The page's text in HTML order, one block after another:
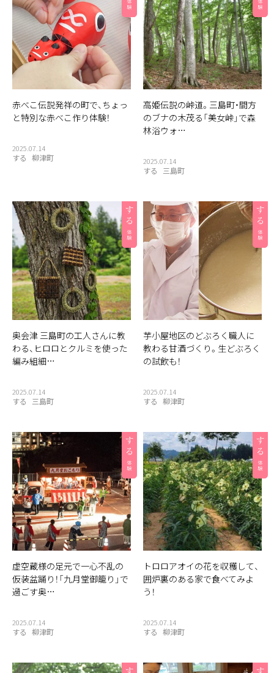
赤べこ伝説発祥の町で、ちょっ
と特別な赤べこ作り体験！
2025.07.14
する 柳津町
高姫伝説の峠道。三島町・間方
のブナの木茂る「美女峠」で森
林浴ウォ…
2025.07.14
する 三島町
奥会津 三島町の工人さんに教
わる、ヒロロとクルミを使った
編み組細…
2025.07.14
する 三島町
芋小屋地区のどぶろく職人に
教わる甘酒づくり。生どぶろく
の試飲も！
2025.07.14
する 柳津町
虚空蔵様の足元で一心不乱の
仮装盆踊り！「九月堂御籠り」で
過ごす奥…
2025.07.14
する 柳津町
トロロアオイの花を収穫して、
囲炉裏のある家で食べてみよ
う！
2025.07.14
する 柳津町